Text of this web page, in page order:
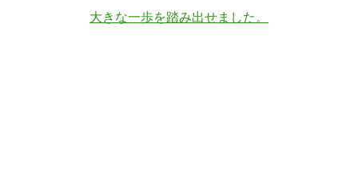
大きな一歩を踏み出せました。